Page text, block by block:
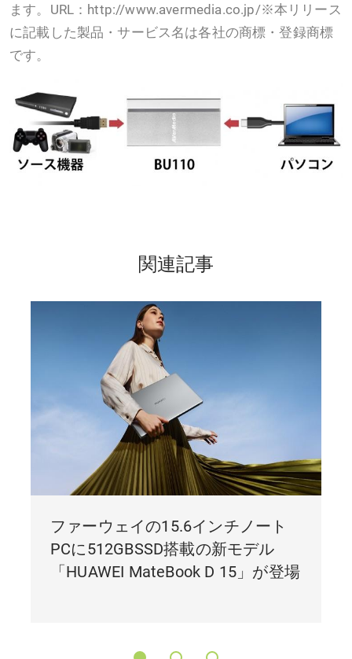
ます。URL：http://www.avermedia.co.jp/※本リリース
に記載した製品・サービス名は各社の商標・登録商標
です。
関連記事
ファーウェイの15.6インチノート
PCに512GBSSD搭載の新モデル
「HUAWEI MateBook D 15」が登場